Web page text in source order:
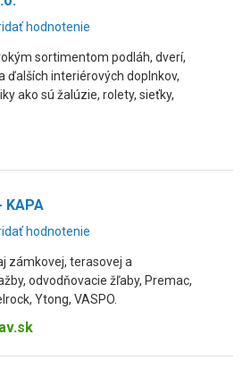
hodnotenie
sortimentom podláh, dverí,
ďalších interiérových doplnkov,
ako sú žalúzie, rolety, sieťky,
KAPA
hodnotenie
zámkovej, terasovej a
odvodňovacie žľaby, Premac,
Ytong, VASPO.